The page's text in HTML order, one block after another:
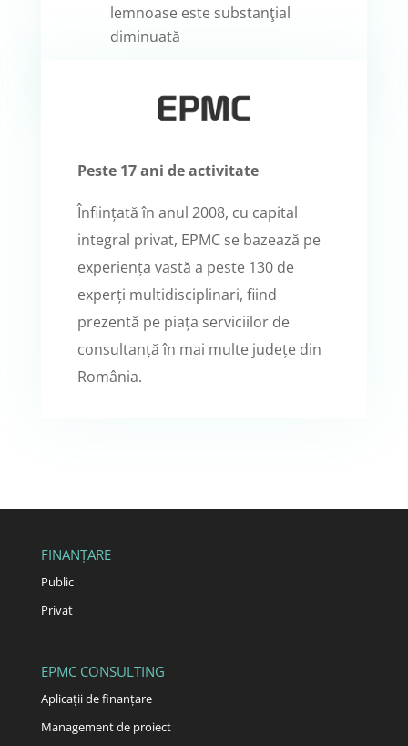
lemnoase este substanţial
diminuată
Peste 17 ani de activitate
Înființată în anul 2008, cu capital
integral privat, EPMC se bazează pe
experiența vastă a peste 130 de
experți multidisciplinari, fiind
prezentă pe piața serviciilor de
consultanță în mai multe județe din
România.
FINANȚARE
Public
Privat
EPMC CONSULTING
Aplicații de finanțare
Management de proiect